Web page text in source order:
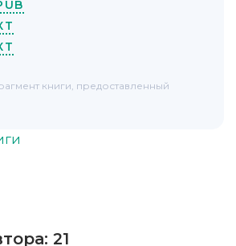
21
книги, предоставленный